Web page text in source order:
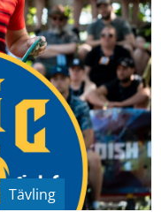
Tävling